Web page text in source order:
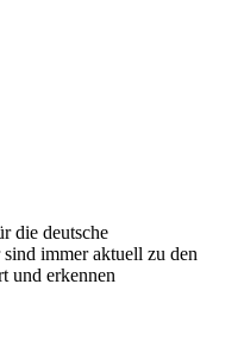
die deutsche
immer aktuell zu den
und erkennen